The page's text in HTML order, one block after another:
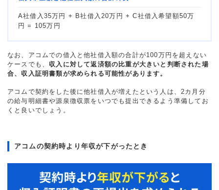
A社借入35万円 + B社借入20万円 + C社借入希望額50万
円 = 105万円
なお、アコムでの借入と他社借入額の合計が100万円を超えない
ケースでも、 収入に対して返済額の比重が大きいと判断された場
合、収入証明書類が求められる可能性があります。
アコムで契約をした後に他社借入が増えたという人は、2カ月分
の給与明細書や源泉徴収票をいつでも提出できるよう準備してお
くと良いでしょう。
アコムの契約時より年収が下がったとき